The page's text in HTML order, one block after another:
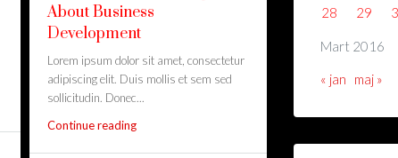
About Business
Development
Lorem ipsum dolor sit amet, consectetur
adipiscing elit. Duis mollis et sem sed
sollicitudin. Donec...
Continue reading
Mart 2016
28
29
« jan maj »